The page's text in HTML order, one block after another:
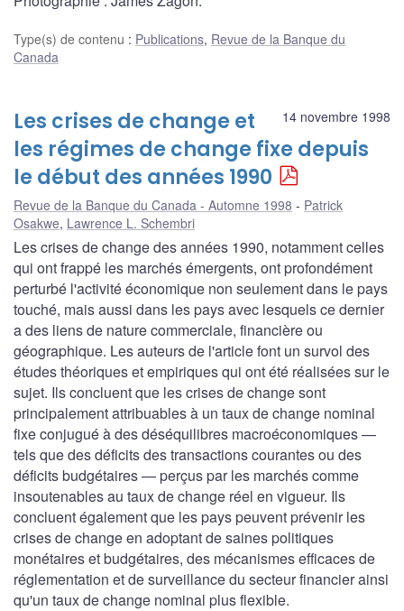
Type(s) de contenu : Publications, Revue de la Banque du
Canada
14 novembre 1998
Les crises de change et
les régimes de change fixe depuis
le début des années 1990
Revue de la Banque du Canada - Automne 1998
Patrick
Osakwe, Lawrence L. Schembri
Les crises de change des années 1990, notamment celles
qui ont frappé les marchés émergents, ont profondément
perturbé l'activité économique non seulement dans le pays
touché, mais aussi dans les pays avec lesquels ce dernier
a des liens de nature commerciale, financière ou
géographique. Les auteurs de l'article font un survol des
études théoriques et empiriques qui ont été réalisées sur le
sujet. Ils concluent que les crises de change sont
principalement attribuables à un taux de change nominal
fixe conjugué à des déséquilibres macroéconomiques —
tels que des déficits des transactions courantes ou des
déficits budgétaires — perçus par les marchés comme
insoutenables au taux de change réel en vigueur. Ils
concluent également que les pays peuvent prévenir les
crises de change en adoptant de saines politiques
monétaires et budgétaires, des mécanismes efficaces de
réglementation et de surveillance du secteur financier ainsi
qu'un taux de change nominal plus flexible.